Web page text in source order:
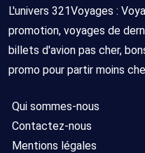
L'univers 321Voyages :
promotion, voyages de
billets d'avion pas cher,
promo pour partir moins
Qui sommes-nous
Contactez-nous
Mentions légales